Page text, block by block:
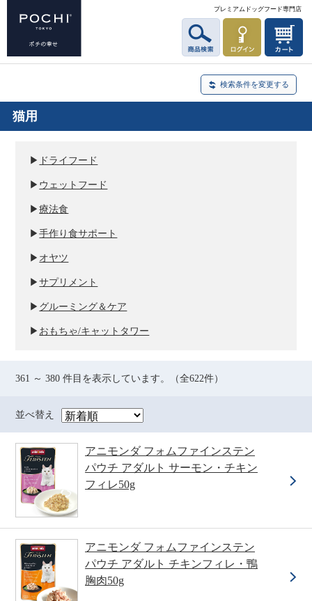
プレミアムドッグフード専門店
検索条件を変更する
猫用
▶ ドライフード
▶ ウェットフード
▶療法食
▶手作り食サポート
▶ オヤツ
▶サプリメント
▶ グルーミング＆ケア
▶ おもちゃ/キャットタワー
361 ～ 380 件目を表示しています。（全622件）
並べ替え
アニモンダ フォムファインステン
パウチ アダルト サーモン・チキン
フィレ50g
アニモンダ フォムファインステン
パウチ アダルト チキンフィレ・鴨
胸肉50g